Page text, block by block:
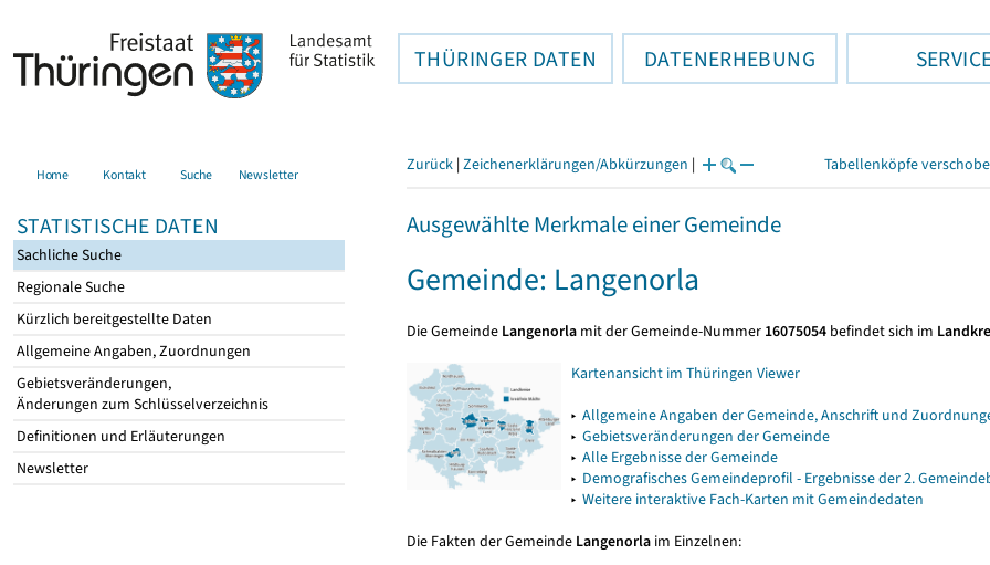
THÜRINGER DATEN DATENERHEBUNG
Home Kontakt Suche Newsletter
STATISTISCHE DATEN
Sachliche Suche
Regionale Suche
Kürzlich bereitgestellte Daten
Allgemeine Angaben, Zuordnungen
Gebietsveränderungen,
Änderungen zum Schlüsselverzeichnis
Definitionen und Erläuterungen
Newsletter
Zurück | Zeichenerklärungen/Abkürzungen | Tabellenköpfe
Ausgewählte Merkmale einer Gemeinde
Gemeinde: Langenorla
Die Gemeinde Langenorla mit der Gemeinde-Nummer 16075054 befindet sich im
Kartenansicht im Thüringen Viewer
▸ Allgemeine Angaben der Gemeinde, Anschrift und
▸ Gebietsveränderungen der Gemeinde
▸ Alle Ergebnisse der Gemeinde
▸ Demografisches Gemeindeprofil - Ergebnisse der 2.
▸ Weitere interaktive Fach-Karten mit Gemeindedaten
Die Fakten der Gemeinde Langenorla im Einzelnen: